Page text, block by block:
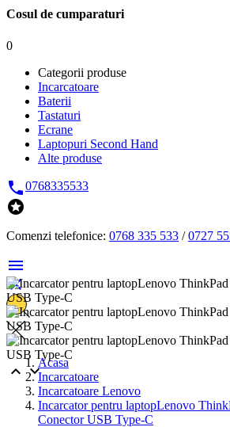
Cosul de cumparaturi
0
Categorii produse
Incarcatoare
Baterii
Tastaturi
Ecrane
Laptopuri Second Hand
Alte produse
0768335533

Comenzi telefonice: 0768 335 533 /0727


Acasa
Incarcatoare
Incarcatoare Lenovo
Incarcator pentru laptopLenovo
Conector USB Type-C
 